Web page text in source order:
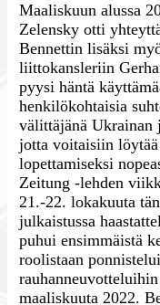
Maaliskuun alussa
Zelensky otti
Bennettin lisäksi
liittokansleriin
pyysi häntä
henkilökohtaisia
välittäjänä Ukrainan
jotta voitaisiin
lopettamiseksi
Zeitung -lehden
21.-22. lokakuuta
julkaistussa
puhui ensimmäistä
roolistaan
maaliskuuta 2022.